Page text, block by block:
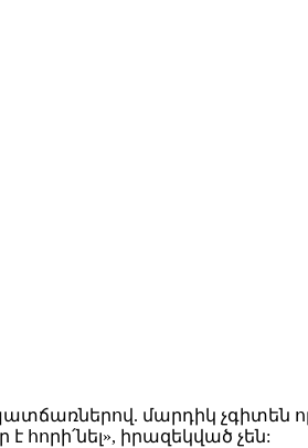
մարդիկ
է հորի՛նել», իրազեկված չեն: